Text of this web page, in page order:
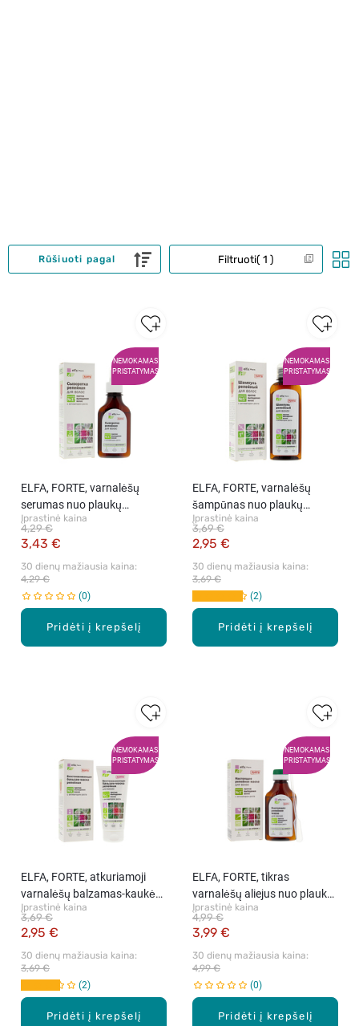
Filtruoti 1
Rūšiuoti pagal
NEMOKAMAS
PRISTATYMAS
Pridėti į krepšelį
ELFA, FORTE, varnalėšų
serumas nuo plaukų
slinkimo, 100 ml
Įprastinė kaina
3,43 €
4,29 €
30 dienų mažiausia kaina:
4,29 €
0
NEMOKAMAS
PRISTATYMAS
Pridėti į krepšelį
ELFA, FORTE, varnalėšų
šampūnas nuo plaukų
slinkimo, 200 ml
Įprastinė kaina
2,95 €
3,69 €
30 dienų mažiausia kaina:
3,69 €
2
NEMOKAMAS
PRISTATYMAS
Pridėti į krepšelį
ELFA, FORTE, atkuriamoji
varnalėšų balzamas-kaukė
nuo plaukų slinkimo, 200 ml
Įprastinė kaina
2,95 €
3,69 €
30 dienų mažiausia kaina:
3,69 €
2
NEMOKAMAS
PRISTATYMAS
Pridėti į krepšelį
ELFA, FORTE, tikras
varnalėšų aliejus nuo plaukų
slinkimo, 100 ml
Įprastinė kaina
3,99 €
4,99 €
30 dienų mažiausia kaina:
4,99 €
0